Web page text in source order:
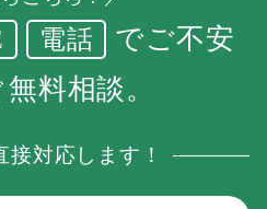
電話
でご不安
料相談。
接対応します！